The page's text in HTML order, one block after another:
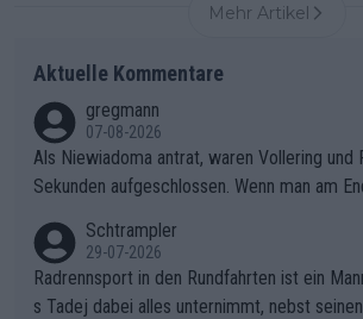
Mehr Artikel
Aktuelle Kommentare
gregmann
07-08-2026
Als Niewiadoma antrat, waren Vollering und
Sekunden aufgeschlossen. Wenn man am
ering die 7 Sekunden zu Niewiadoma nicht
d den Abstand hat anwachsen lassen. Ein
Fehler, der den Tour Sieg kosten wird.Diese
Schtrampler
29-07-2026
Radrennsport in den Rundfahrten ist ein
s Tadej dabei alles unternimmt, nebst seinen